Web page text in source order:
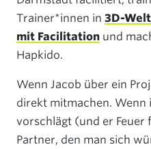
Trainer*innen in 3D-
mit Facilitation und
Hapkido.
Wenn Jacob über ein
direkt mitmachen. Wenn
vorschlägt (und er Feuer
Partner, den man sich